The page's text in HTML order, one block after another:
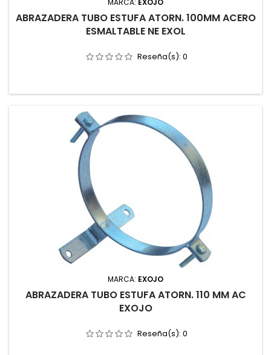
MARCA: EXOJO
ABRAZADERA TUBO ESTUFA ATORN. 100MM ACERO
ESMALTABLE NE EXOL
Reseña(s): 0
MARCA: EXOJO
ABRAZADERA TUBO ESTUFA ATORN. 110 MM AC
EXOJO
Reseña(s): 0